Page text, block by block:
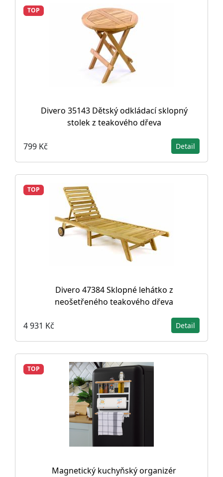
TOP
Divero 35143 Dětský odkládací sklopný
stolek z teakového dřeva
799 Kč Detail
TOP
Divero 47384 Sklopné lehátko z
neošetřeného teakového dřeva
4 931 Kč Detail
TOP
Magnetický kuchyňský organizér